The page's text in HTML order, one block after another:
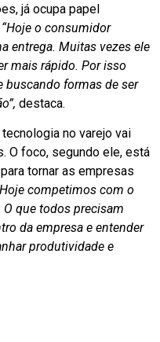
já ocupa papel
“Hoje o consumidor
entrega. Muitas vezes ele
mais rápido. Por isso
formas de ser
destaca.
no varejo vai
O foco, segundo ele, está
tornar as empresas
competimos com o
que todos precisam
da empresa e entender
produtividade e